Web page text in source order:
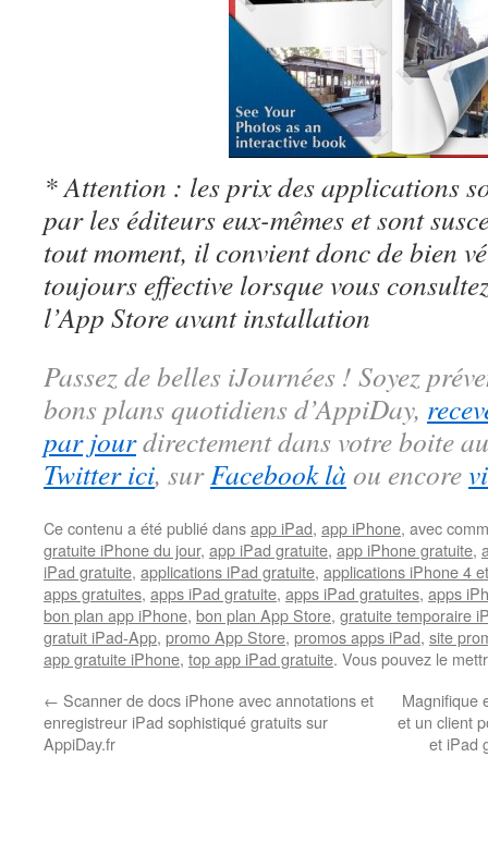
* Attention : les prix des applications
par les éditeurs eux-mêmes et sont
tout moment, il convient donc de bien
toujours effective lorsque vous
l’App Store avant installation
Passez de belles iJournées ! Soyez
bons plans quotidiens d’AppiDay,
par jourdirectement dans votre boite
Twitter ici, surFacebook là ou encore
Ce contenu a été publié dansapp iPad, app iPhone, avec
gratuite iPhone du jour, app iPad gratuite, app iPhone gratuite,
iPad gratuite, applications iPad gratuite, applications iPhone 4
apps gratuites, apps iPad gratuite, apps iPad gratuites, apps
bon plan app iPhone, bon plan App Store, gratuite temporaire
gratuit iPad-App, promo App Store, promos apps iPad, site
app gratuite iPhone, top app iPad gratuite. Vous pouvez le
← Scanner de docs iPhone avec annotations et
enregistreur iPad sophistiqué gratuits sur
AppiDay.fr
Magnifique
et un client
et iPad